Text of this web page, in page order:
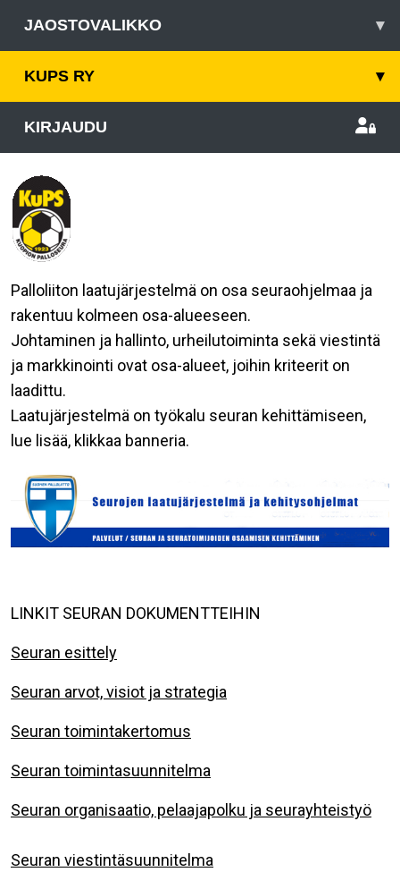
JAOSTOVALIKKO ▾
KUPS RY ▾
KIRJAUDU
Palloliiton laatujärjestelmä on osa seuraohjelmaa ja
rakentuu kolmeen osa-alueeseen.
Johtaminen ja hallinto, urheilutoiminta sekä viestintä
ja markkinointi ovat osa-alueet, joihin kriteerit on
laadittu.
Laatujärjestelmä on työkalu seuran kehittämiseen,
lue lisää, klikkaa banneria.
LINKIT SEURAN DOKUMENTTEIHIN
Seuran esittely
Seuran arvot, visiot ja strategia
Seuran toimintakertomus
Seuran toimintasuunnitelma
Seuran organisaatio, pelaajapolku ja seurayhteistyö
Seuran viestintäsuunnitelma